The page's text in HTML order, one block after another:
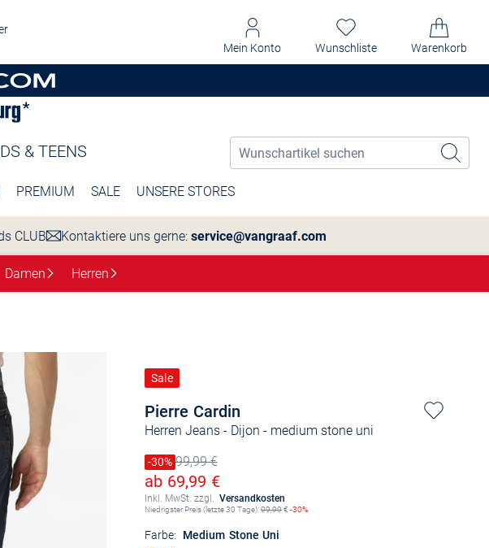
Mein Konto Wunschliste Warenkorb
& TEENS
PREMIUM SALE UNSERE STORES
CLUB Kontaktiere uns gerne: service@vangraaf.com
Damen Herren
Pierre Cardin
Herren Jeans - Dijon - medium stone uni
Sale
Preis reduziert um
-30%
Alter Preis99,99 €
Ermäßigter Preis
ab 69,99 €
Inkl. MwSt. zzgl. Versandkosten
Niedrigster Preis (letzte 30 Tage):99,99€ -30%
Farbe: Medium Stone Uni